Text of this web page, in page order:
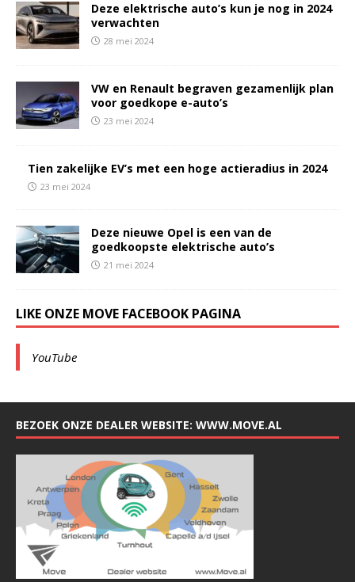
Deze elektrische auto’s kun je nog in 2024
verwachten
28 mei 2024
VW en Renault begraven gezamenlijk plan
voor goedkope e-auto’s
23 mei 2024
Tien zakelijke EV’s met een hoge actieradius in 2024
23 mei 2024
Deze nieuwe Opel is een van de
goedkoopste elektrische auto’s
21 mei 2024
LIKE ONZE MOVE FACEBOOK PAGINA
YouTube
BEZOEK ONZE DEALER WEBSITE: WWW.MOVE.AL